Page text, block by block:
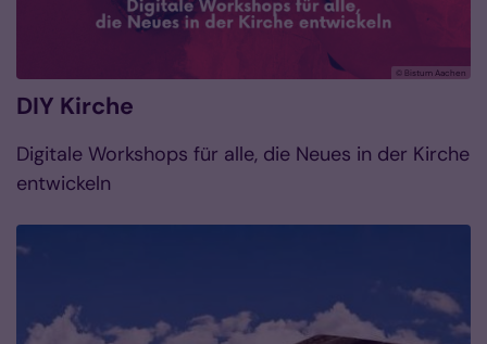
© Bistum Aachen
DIY Kirche
Digitale Workshops für alle, die Neues in der Kirche
entwickeln